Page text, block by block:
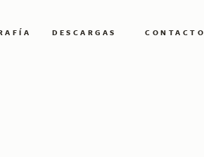
DESCARGAS CONTACTO